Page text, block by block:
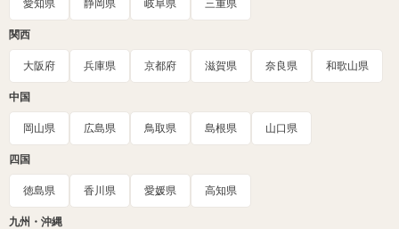
愛知県 静岡県 岐阜県 三重県
関西
大阪府 兵庫県 京都府 滋賀県 奈良県 和歌山県
中国
岡山県 広島県 鳥取県 島根県 山口県
四国
徳島県 香川県 愛媛県 高知県
九州・沖縄